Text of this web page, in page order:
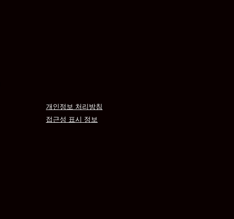
개인정보 처리방침
접근성 표시 정보